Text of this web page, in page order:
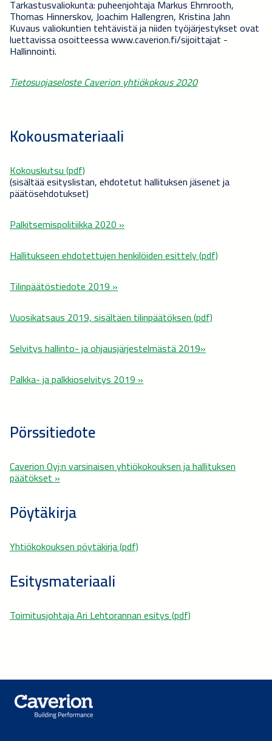
Tarkastusvaliokunta: puheenjohtaja Markus Ehrnrooth,
Thomas Hinnerskov, Joachim Hallengren, Kristina Jahn
Kuvaus valiokuntien tehtävistä ja niiden työjärjestykset ovat
luettavissa osoitteessa www.caverion.fi/sijoittajat -
Hallinnointi.
Tietosuojaseloste Caverion yhtiökokous 2020
Kokousmateriaali
Kokouskutsu (pdf)
(sisältää esityslistan, ehdotetut hallituksen jäsenet ja
päätösehdotukset)
Palkitsemispolitiikka 2020 »
Hallitukseen ehdotettujen henkilöiden esittely (pdf)
Tilinpäätöstiedote 2019 »
Vuosikatsaus 2019, sisältäen tilinpäätöksen (pdf)
Selvitys hallinto- ja ohjausjärjestelmästä 2019»
Palkka- ja palkkioselvitys 2019 »
Pörssitiedote
Caverion Oyj:n varsinaisen yhtiökokouksen ja hallituksen
päätökset »
Pöytäkirja
Yhtiökokouksen pöytäkirja (pdf)
Esitysmateriaali
Toimitusjohtaja Ari Lehtorannan esitys (pdf)